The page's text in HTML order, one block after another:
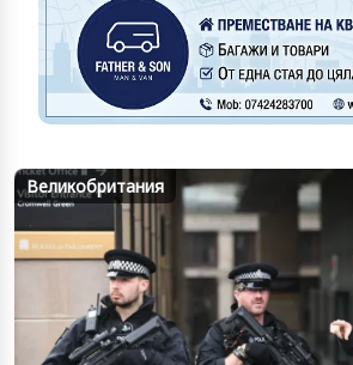
Великобритания